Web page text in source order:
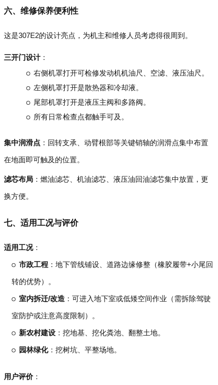
六、维修保养便利性
这是307E2的设计亮点，为机主和维修人员考虑得很周到。
三开门设计：
右侧机罩打开可检修发动机机油尺、空滤、液压油尺。
左侧机罩打开是散热器和冷却液。
尾部机罩打开是液压主阀和多路阀。
所有日常检查点都触手可及。
集中润滑点 ：回转支承、动臂根部等关键销轴的润滑点集中布置
在地面即可触及的位置。
滤芯布局 ：燃油滤芯、机油滤芯、液压油回油滤芯集中放置，更
换方便。
七、适用工况与评价
适用工况：
市政工程 ：地下管线铺设、道路边缘修整（橡胶履带+小尾回
转的优势）。
室内拆迁/改造 ：可进入地下室或低矮空间作业（需拆除驾驶
室防护或注意高度限制）。
新农村建设 ：挖地基、挖化粪池、翻整土地。
园林绿化：挖树坑、平整场地。
用户评价：